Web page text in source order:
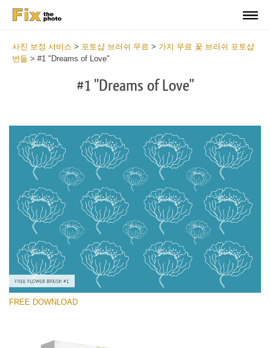
사진 보정 서비스 > 포토샵 브러쉬 무료 > 가지 무료 꽃 브러쉬 포토샵
번들 > #1 "Dreams of Love"
#1 "Dreams of Love"
FREE DOWNLOAD